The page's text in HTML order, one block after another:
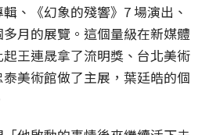
、《幻象的殘響》7 場演出、
多月的展覽。這個量級在新媒體
王連晟拿了流明獎、台北美術
美術館做了主展，葉廷皓的個